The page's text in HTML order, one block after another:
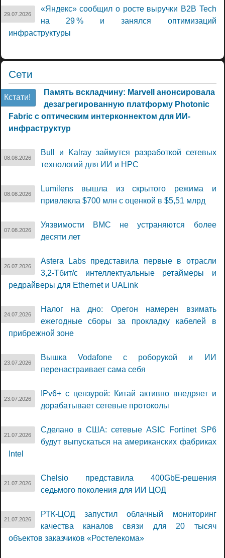
29.07.2026
«Яндекс» сообщил о росте выручки B2B Tech
на 29 % и занялся оптимизаций
инфраструктуры
Сети
Кстати!
Память вскладчину: Marvell анонсировала
дезагрегированную платформу Photonic
Fabric с оптическим интерконнектом для ИИ-
инфраструктур
08.08.2026
Bull и Kalray займутся разработкой сетевых
технологий для ИИ и НРС
08.08.2026
Lumilens вышла из скрытого режима и
привлекла $700 млн с оценкой в $5,51 млрд
07.08.2026
Уязвимости BMC не устраняются более
десяти лет
26.07.2026
Astera Labs представила первые в отрасли
3,2-Тбит/с интеллектуальные ретаймеры и
редрайверы для Ethernet и UALink
24.07.2026
Налог на дно: Орегон намерен взимать
ежегодные сборы за прокладку кабелей в
прибрежной зоне
23.07.2026
Вышка Vodafone с роборукой и ИИ
перенастраивает сама себя
23.07.2026
IPv6+ с цензурой: Китай активно внедряет и
дорабатывает сетевые протоколы
21.07.2026
Сделано в США: сетевые ASIC Fortinet SP6
будут выпускаться на американских фабриках
Intel
21.07.2026
Chelsio представила 400GbE-решения
седьмого поколения для ИИ ЦОД
21.07.2026
РТК-ЦОД запустил облачный мониторинг
качества каналов связи для 20 тысяч
объектов заказчиков «Ростелекома»